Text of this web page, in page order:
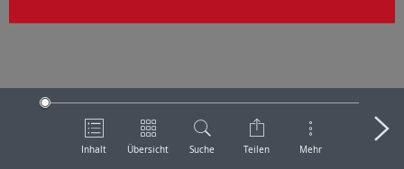
Inhalt Übersicht Suche Teilen Mehr